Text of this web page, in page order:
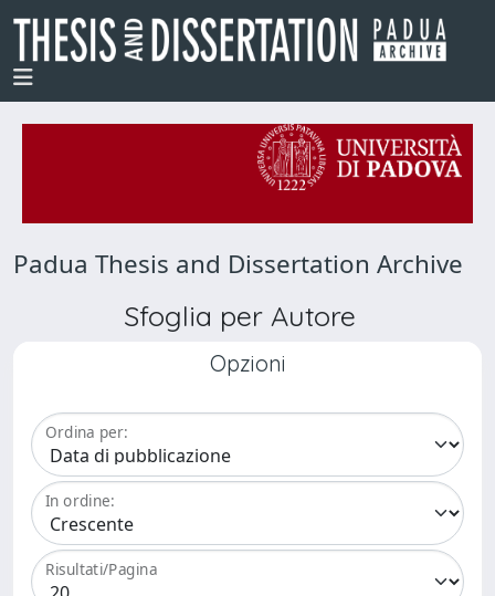
Padua Thesis and Dissertation Archive
Sfoglia per Autore
Opzioni
Ordina per:
In ordine:
Risultati/Pagina